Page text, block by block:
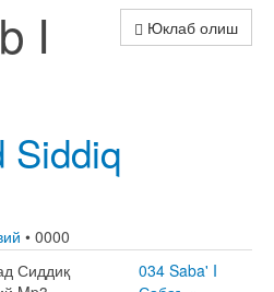
Юклаб олиш
I
Siddiq
• 0000
Сиддиқ
034 Saba' I